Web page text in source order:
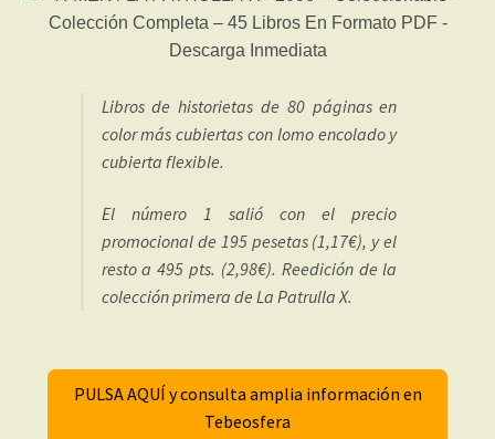
Libros de historietas de 80 páginas en
color más cubiertas con lomo encolado y
cubierta flexible.
El número 1 salió con el precio
promocional de 195 pesetas (1,17€), y el
resto a 495 pts. (2,98€). Reedición de la
colección primera de La Patrulla X.
PULSA AQUÍ y consulta amplia información en
Tebeosfera